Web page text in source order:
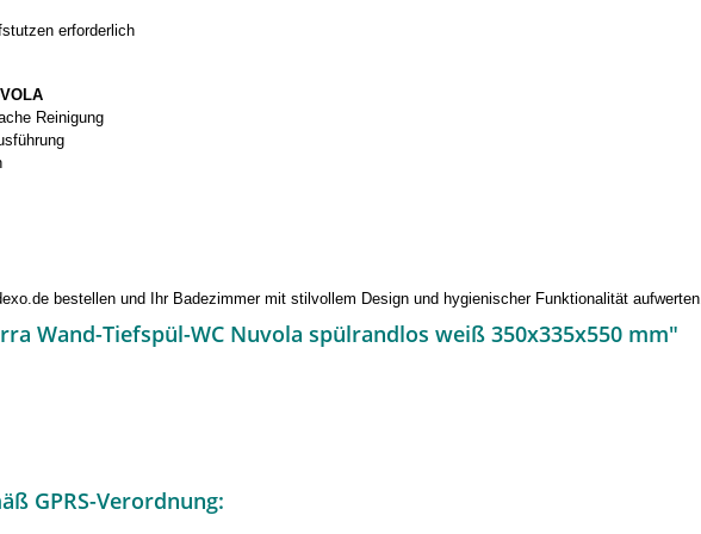
erforderlich
Reinigung
bestellen und Ihr Badezimmer mit stilvollem Design und hygienischer Funktionalität aufwerten.
Wand-Tiefspül-WC Nuvola spülrandlos weiß 350x335x550 mm"
GPRS-Verordnung: